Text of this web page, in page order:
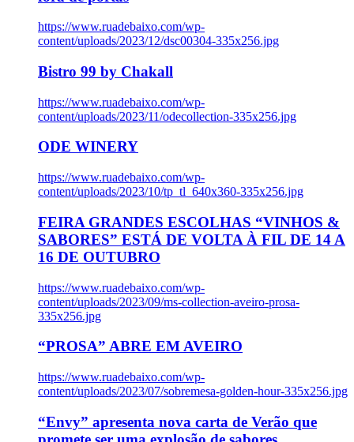
https://www.ruadebaixo.com/wp-
content/uploads/2023/12/dsc00304-335x256.jpg
Bistro 99 by Chakall
https://www.ruadebaixo.com/wp-
content/uploads/2023/11/odecollection-335x256.jpg
ODE WINERY
https://www.ruadebaixo.com/wp-
content/uploads/2023/10/tp_tl_640x360-335x256.jpg
FEIRA GRANDES ESCOLHAS “VINHOS &
SABORES” ESTÁ DE VOLTA À FIL DE 14 A
16 DE OUTUBRO
https://www.ruadebaixo.com/wp-
content/uploads/2023/09/ms-collection-aveiro-prosa-
335x256.jpg
“PROSA” ABRE EM AVEIRO
https://www.ruadebaixo.com/wp-
content/uploads/2023/07/sobremesa-golden-hour-335x256.jpg
“Envy” apresenta nova carta de Verão que